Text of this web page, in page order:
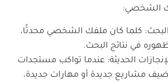
الشخصي:
البحث: كلما كان ملفك الشخصي محدثًا،
في نتائج البحث.
الحديثة: عندما تواكب مستجدات
مشاريع جديدة أو مهارات جديدة،